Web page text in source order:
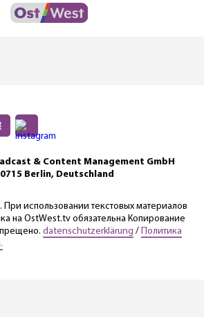
& Content Management GmbH
Berlin, Deutschland
использовании текстовых материалов
на OstWest.tv обязательна Копирование
datenschutzerklärung / Политика